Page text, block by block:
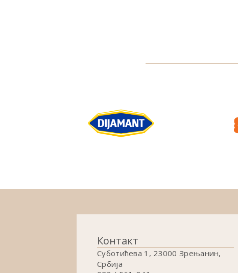
Контакт
Суботићева 1, 23000 Зрењанин,
Србија